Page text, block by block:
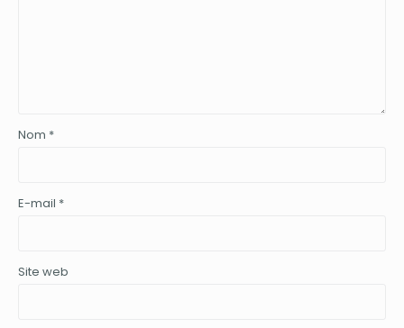
Nom *
E-mail *
Site web